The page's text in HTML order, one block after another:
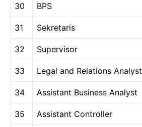
30 BPS
31 Sekretaris
32 Supervisor
33 Legal and Relations Analyst
34 Assistant Business Analyst
35 Assistant Controller